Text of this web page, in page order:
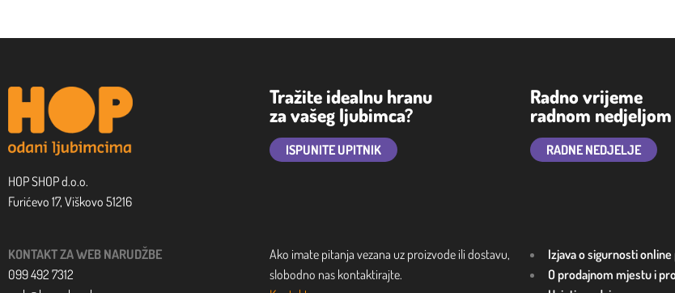
HOP SHOP d.o.o.
Furićevo 17, Viškovo 51216
Tražite idealnu hranu
za vašeg ljubimca?
ISPUNITE UPITNIK
Radno vrijeme
radnom nedjeljom
RADNE NEDJELJE
KONTAKT ZA WEB NARUDŽBE
099 492 7312
Ako imate pitanja vezana uz proizvode ili dostavu,
slobodno nas kontaktirajte.
Izjava o sigurnosti online
O prodajnom mjestu i